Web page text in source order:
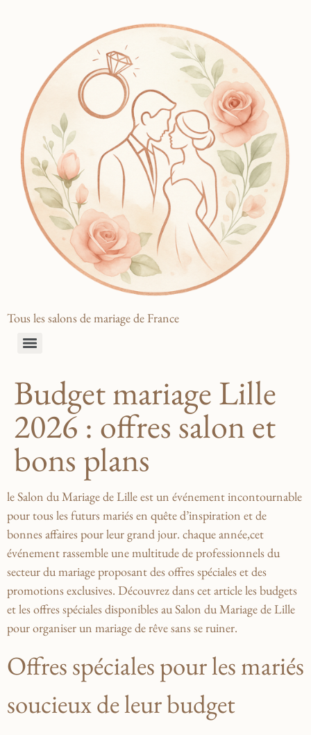
Tous les salons de mariage de France
Budget mariage Lille
2026 : offres salon et
bons plans
le ⁣Salon​ du Mariage⁤ de Lille est un événement incontournable
pour tous les futurs mariés en quête d’inspiration⁢ et de
bonnes affaires pour leur grand⁤ jour. chaque année,cet
événement rassemble une multitude de ⁤professionnels du
⁢secteur du mariage proposant des offres spéciales et ⁢des
promotions‌ exclusives. Découvrez⁣ dans cet article les budgets
et les offres spéciales ⁣disponibles au‌ Salon du Mariage de Lille
‍pour organiser un mariage⁢ de rêve sans se​ ruiner.
Offres spéciales pour les‌ mariés
soucieux de leur⁣ budget